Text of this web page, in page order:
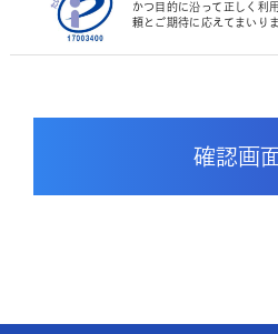
かつ目的に沿って正しく利
頼とご期待に応えてまいりま